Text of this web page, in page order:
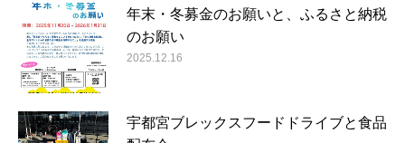
年末・冬募金のお願いと、ふるさと納税
のお願い
2025.12.16
宇都宮ブレックスフードドライブと食品